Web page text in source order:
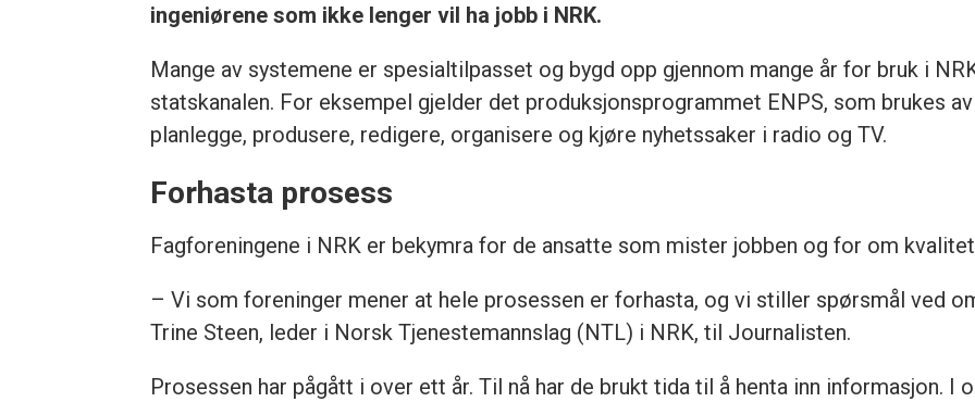
ingeniørene som ikke lenger vil ha jobb i NRK.
Mange av systemene er spesialtilpasset og bygd opp gjennom mange år for bruk i
statskanalen. For eksempel gjelder det produksjonsprogrammet ENPS, som brukes
planlegge, produsere, redigere, organisere og kjøre nyhetssaker i radio og TV.
Forhasta prosess
Fagforeningene i NRK er bekymra for de ansatte som mister jobben og for om
– Vi som foreninger mener at hele prosessen er forhasta, og vi stiller spørsmål ved
Trine Steen, leder i Norsk Tjenestemannslag (NTL) i NRK, til Journalisten.
Prosessen har pågått i over ett år. Til nå har de brukt tida til å henta inn informasjon.